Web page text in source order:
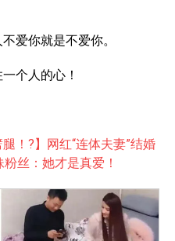
爱你就是不爱你。
个人的心！
腿！?】网红“连体夫妻”结婚
丝：她才是真爱！